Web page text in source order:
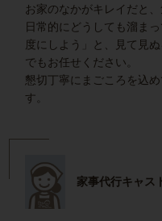
お家のなかがキレイだと
日常的にどうしても溜ま
度にしよう」と、見て見
でもお任せください。
懇切丁寧にまごころを込
す。
家事代行キャス